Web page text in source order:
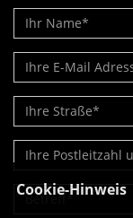
Cookie-Hinweis